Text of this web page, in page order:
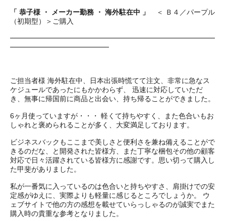
「 恭子様 ・ メーカー勤務 ・ 海外駐在中 」
＜ Ｂ４／パープル
（初期型）＞ご購入
━━━━━━━━━━━━━━━━━━━━━━━━━━━━━
━━━━━━━━━━━━━━
ご担当者様 海外駐在中、日本出張時慌てて注文、非常に急なス
ケジュールであったにもかかわらず、 迅速に対応していただ
き、無事に帰国前に商品と出会い、持ち帰ることができました。
6ヶ月使っていますが・・・ 軽くて持ちやすく、また色合いもお
しゃれと褒められることが多く、大変満足しております。
ビジネスバックもここまで美しさと便利さを兼ね備えることがで
きるのだな、と開発された皆様方、また丁寧な梱包その他の顧客
対応で日々活躍されている皆様方に感謝です。思い切って購入し
た甲斐がありました。
私が一番気に入っているのは色合いと持ちやすさ、肩掛けでの安
定感がゆえに、実際よりも軽量に感じるところでしょうか。 ウ
ェブサイトで他の方の感想を載せていらっしゃるのが誠実でまた
購入時の貴重な参考となりました。